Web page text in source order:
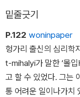
빨려 들어가는 느낌이
는 땅을 의미했다. 공
느낌이었고, 아무리
는 듯했다. 이 정도 고
데, 실제로는 숨이 그
밑줄긋기
P.122 woninpaper
헝가리 출신의 심리
t-mihalyi가 말한 ‘몰
고 할 수 있었다. 그는
통 어려운 일이나가치